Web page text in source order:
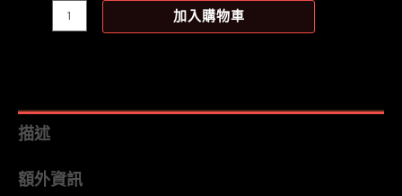
價
娜
瓊
加入購物車
描述
額外資訊